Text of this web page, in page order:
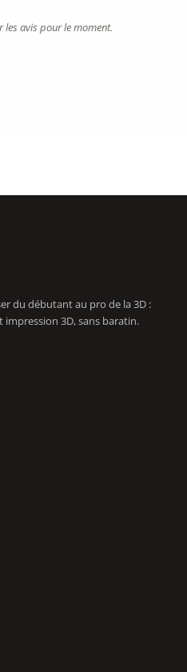
avis pour le moment.
du débutant au pro de la 3D :
3D, sans baratin.